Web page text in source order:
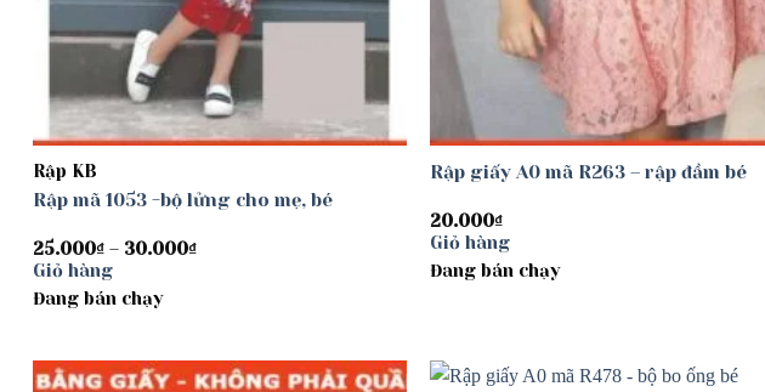
Rập KB
Rập mã 1053 -bộ lửng cho mẹ, bé
25.000₫ – 30.000₫Khoảng
Giỏ hàng
Đang bán chạy
Rập giấy A0 mã R263 – rập đầm bé
20.000₫
Giỏ hàng
Đang bán chạy